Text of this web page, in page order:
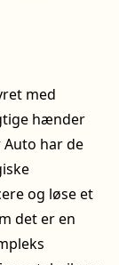
med
hænder
har de
og løse et
det er en